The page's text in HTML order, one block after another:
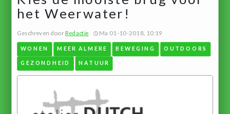
het Weerwater!
Geschreven doorRedactie Ma 01-10-2018, 10:19
WONEN MEER ALMERE BEWEGING OUTDOORS
GEZONDHEID NATUUR